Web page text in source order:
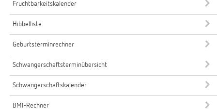
Fruchtbarkeitskalender
Hibbelliste
Geburtsterminrechner
Schwangerschaftsterminübersicht
Schwangerschaftskalender
BMI-Rechner